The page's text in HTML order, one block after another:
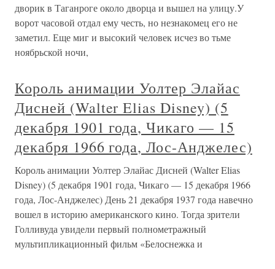
дворик в Таганроге около дворца и вышел на улицу.У
ворот часовой отдал ему честь, но незнакомец его не
заметил. Еще миг и высокий человек исчез во тьме
ноябрьской ночи,
Король анимации Уолтер Элайас
Дисней (Walter Elias Disney) (5
декабря 1901 года, Чикаго — 15
декабря 1966 года, Лос-Анджелес)
Король анимации Уолтер Элайас Дисней (Walter Elias
Disney) (5 декабря 1901 года, Чикаго — 15 декабря 1966
года, Лос-Анджелес) День 21 декабря 1937 года навечно
вошел в историю американского кино. Тогда зрители
Голливуда увидели первый полнометражный
мультипликационный фильм «Белоснежка и